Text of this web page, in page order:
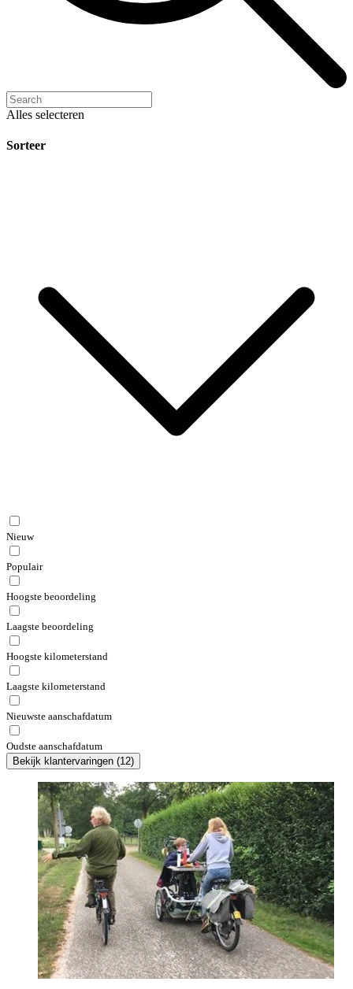
Alles selecteren
Sorteer
Nieuw
Populair
Hoogste beoordeling
Laagste beoordeling
Hoogste kilometerstand
Laagste kilometerstand
Nieuwste aanschafdatum
Oudste aanschafdatum
Bekijk klantervaringen (12)